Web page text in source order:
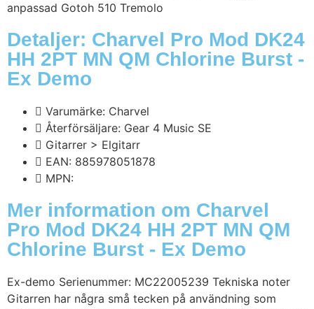
anpassad Gotoh 510 Tremolo
Detaljer: Charvel Pro Mod DK24
HH 2PT MN QM Chlorine Burst -
Ex Demo
Varumärke: Charvel
Återförsäljare: Gear 4 Music SE
Gitarrer > Elgitarr
EAN: 885978051878
MPN:
Mer information om Charvel
Pro Mod DK24 HH 2PT MN QM
Chlorine Burst - Ex Demo
Ex-demo Serienummer: MC22005239 Tekniska noter
Gitarren har några små tecken på användning som